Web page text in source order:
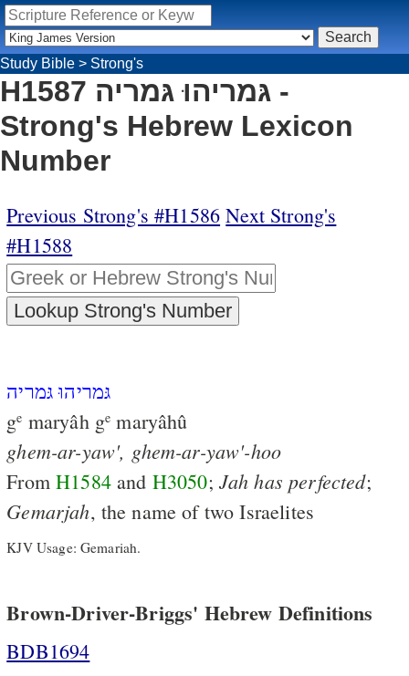
Study Bible > Strong's
H1587 גּמריהוּ גּמריה -
Strong's Hebrew Lexicon
Number
Previous Strong's #H1586 Next Strong's
#H1588
גּמריהוּ גּמריה
ge maryâh ge maryâhû
ghem-ar-yaw', ghem-ar-yaw'-hoo
FromH1584and H3050; Jah has perfected;
Gemarjah, the name of two Israelites
KJV Usage: Gemariah.
Brown-Driver-Briggs' Hebrew Definitions
BDB1694